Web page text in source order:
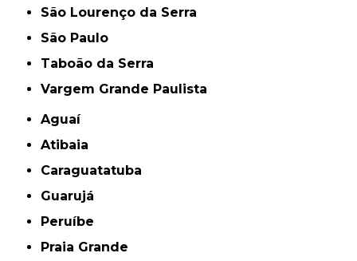
São Lourenço da Serra
São Paulo
Taboão da Serra
Vargem Grande Paulista
Aguaí
Atibaia
Caraguatatuba
Guarujá
Peruíbe
Praia Grande